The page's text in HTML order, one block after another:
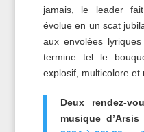
jamais, le leader
évolue en un scat
aux envolées
termine tel le
explosif, multicolore et
Deux rendez-
musique d’Arsis